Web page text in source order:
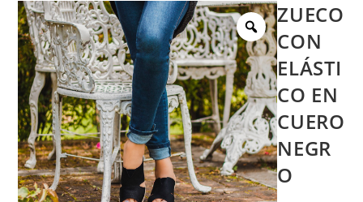
ZUECO
CON
ELÁSTI
CO EN
CUERO
NEGR
O